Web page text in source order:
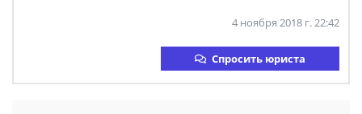
4 ноября 2018 г. 22:42
Спросить юриста